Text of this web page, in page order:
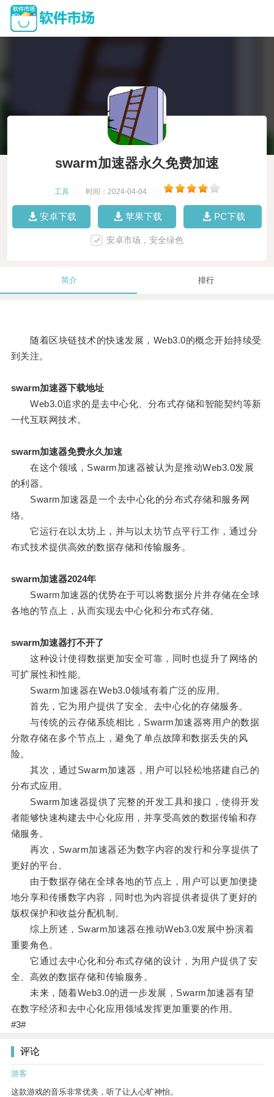
swarm加速器永久免费加速
工具 时间：2024-04-04
安卓下载 苹果下载 PC下载
安卓市场，安全绿色
简介 排行
随着区块链技术的快速发展，Web3.0的概念开始持续受
到关注。
swarm加速器下载地址
Web3.0追求的是去中心化、分布式存储和智能契约等新
一代互联网技术。
swarm加速器免费永久加速
在这个领域，Swarm加速器被认为是推动Web3.0发展
的利器。
Swarm加速器是一个去中心化的分布式存储和服务网
络。
它运行在以太坊上，并与以太坊节点平行工作，通过分
布式技术提供高效的数据存储和传输服务。
swarm加速器2024年
Swarm加速器的优势在于可以将数据分片并存储在全球
各地的节点上，从而实现去中心化和分布式存储。
swarm加速器打不开了
这种设计使得数据更加安全可靠，同时也提升了网络的
可扩展性和性能。
Swarm加速器在Web3.0领域有着广泛的应用。
首先，它为用户提供了安全、去中心化的存储服务。
与传统的云存储系统相比，Swarm加速器将用户的数据
分散存储在多个节点上，避免了单点故障和数据丢失的风
险。
其次，通过Swarm加速器，用户可以轻松地搭建自己的
分布式应用。
Swarm加速器提供了完整的开发工具和接口，使得开发
者能够快速构建去中心化应用，并享受高效的数据传输和存
储服务。
再次，Swarm加速器还为数字内容的发行和分享提供了
更好的平台。
由于数据存储在全球各地的节点上，用户可以更加便捷
地分享和传播数字内容，同时也为内容提供者提供了更好的
版权保护和收益分配机制。
综上所述，Swarm加速器在推动Web3.0发展中扮演着
重要角色。
它通过去中心化和分布式存储的设计，为用户提供了安
全、高效的数据存储和传输服务。
未来，随着Web3.0的进一步发展，Swarm加速器有望
在数字经济和去中心化应用领域发挥更加重要的作用。
#3#
评论
游客
这款游戏的音乐非常优美，听了让人心旷神怡。